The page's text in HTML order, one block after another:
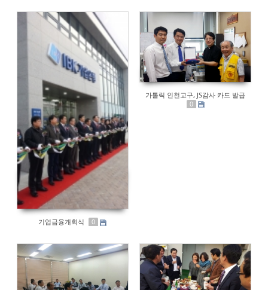
기업금융개회식 0
가톨릭 인천교구, JS감사 카드 발급
0